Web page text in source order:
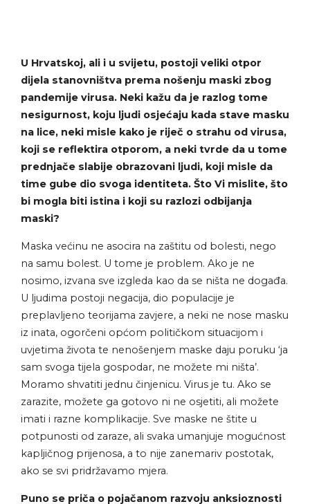
U Hrvatskoj, ali i u svijetu, postoji veliki otpor
dijela stanovništva prema nošenju maski zbog
pandemije virusa. Neki kažu da je razlog tome
nesigurnost, koju ljudi osjećaju kada stave masku
na lice, neki misle kako je riječ o strahu od virusa,
koji se reflektira otporom, a neki tvrde da u tome
prednjače slabije obrazovani ljudi, koji misle da
time gube dio svoga identiteta. Što Vi mislite, što
bi mogla biti istina i koji su razlozi odbijanja
maski?
Maska većinu ne asocira na zaštitu od bolesti, nego
na samu bolest. U tome je problem. Ako je ne
nosimo, izvana sve izgleda kao da se ništa ne događa.
U ljudima postoji negacija, dio populacije je
preplavljeno teorijama zavjere, a neki ne nose masku
iz inata, ogorčeni općom političkom situacijom i
uvjetima života te nenošenjem maske daju poruku ‘ja
sam svoga tijela gospodar, ne možete mi ništa’.
Moramo shvatiti jednu činjenicu. Virus je tu. Ako se
zarazite, možete ga gotovo ni ne osjetiti, ali možete
imati i razne komplikacije. Sve maske ne štite u
potpunosti od zaraze, ali svaka umanjuje mogućnost
kapljičnog prijenosa, a to nije zanemariv postotak,
ako se svi pridržavamo mjera.
Puno se priča o pojačanom razvoju anksioznosti